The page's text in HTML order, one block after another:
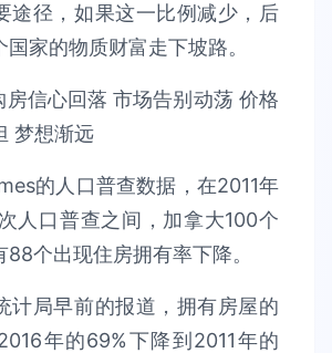
途径，如果这一比例减少，后
家的物质财富走下坡路。
的人口普查数据，在2011年
人口普查之间，加拿大100个
个出现住房拥有率下降。
计局早前的报道，拥有房屋的
年的69%下降到2011年的